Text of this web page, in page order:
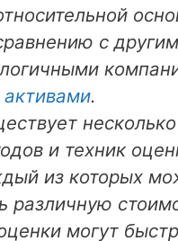
с
активами.
несколько
и техник
из которых
различную
могут